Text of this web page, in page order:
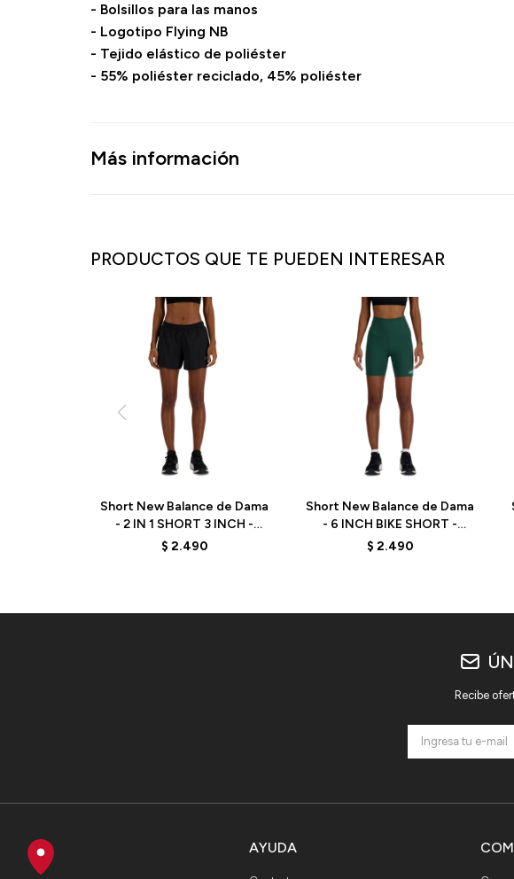
- Bolsillos para las manos
- Logotipo Flying NB
- Tejido elástico de poliéster
- 55% poliéster reciclado, 45% poliéster
Más información
PRODUCTOS QUE TE PUEDEN INTERESAR
Short New Balance de Dama
- 2 IN 1 SHORT 3 INCH -
WS41225BK - BLACK
$ 2.490
Short New Balance de Dama
- 6 INCH BIKE SHORT -
WS41114NWG - GREEN
$ 2.490
AYUDA
Recibe